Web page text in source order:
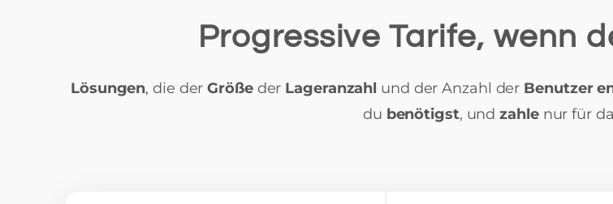
Progressive Tarife, wenn
Lösungen, die derGröße der Lageranzahl und der Anzahl der Benutzer
du benötigst, undzahle nur für